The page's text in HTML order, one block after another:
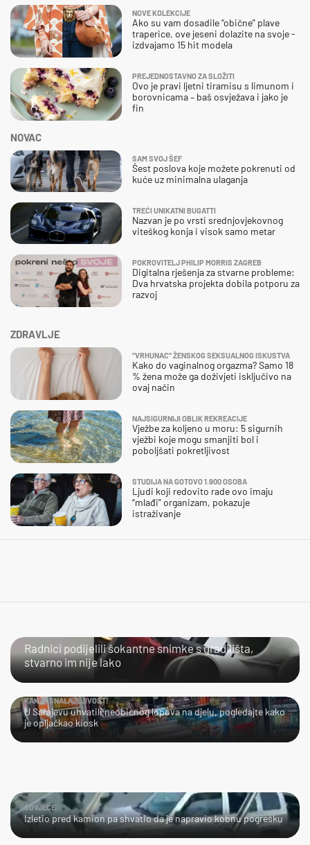
ZDRAVLJE
"VRHUNAC" ŽENSKOG SEKSUALNOG ISKUSTVA
Kako do vaginalnog orgazma? Samo 18
% žena može ga doživjeti isključivo na
ovaj način
NAJSIGURNIJI OBLIK REKREACIJE
Vježbe za koljeno u moru: 5 sigurnih
vježbi koje mogu smanjiti bol i
poboljšati pokretljivost
STUDIJA NA GOTOVO 1.900 OSOBA
Ljudi koji redovito rade ovo imaju
“mlađi” organizam, pokazuje
istraživanje
NOVAC
SAM SVOJ ŠEF
Šest poslova koje možete pokrenuti od
kuće uz minimalna ulaganja
TREĆI UNIKATNI BUGATTI
Nazvan je po vrsti srednjovjekovnog
viteškog konja i visok samo metar
POKROVITELJ PHILIP MORRIS ZAGREB
Digitalna rješenja za stvarne probleme:
Dva hrvatska projekta dobila potporu za
razvoj
NOVE KOLEKCIJE
Ako su vam dosadile “obične” plave
traperice, ove jeseni dolazite na svoje -
izdvajamo 15 hit modela
PREJEDNOSTAVNO ZA SLOŽITI
Ovo je pravi ljetni tiramisu s limunom i
borovnicama – baš osvježava i jako je
fin
Radnici podijelili šokantne snimke s gradilišta,
stvarno im nije lako
KAKVA SNALAŽLJIVOST!
U Sarajevu uhvatili neobičnog lopova na djelu, pogledajte kako
je opljačkao kiosk
ČOVJEČE...
Izletio pred kamion pa shvatio da je napravio kobnu pogrešku